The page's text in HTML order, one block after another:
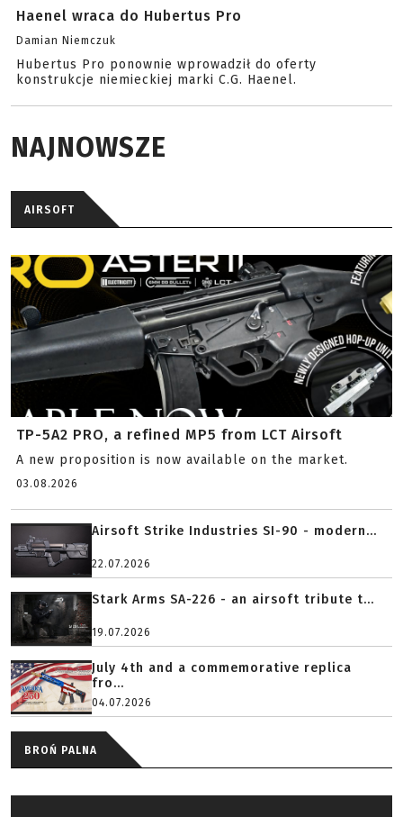
Haenel wraca do Hubertus Pro
Damian Niemczuk
Hubertus Pro ponownie wprowadził do oferty
konstrukcje niemieckiej marki C.G. Haenel.
NAJNOWSZE
AIRSOFT
TP-5A2 PRO, a refined MP5 from LCT Airsoft
A new proposition is now available on the market.
03.08.2026
Airsoft Strike Industries SI-90 - modern...
22.07.2026
Stark Arms SA-226 - an airsoft tribute t...
19.07.2026
July 4th and a commemorative replica
fro...
04.07.2026
BROŃ PALNA